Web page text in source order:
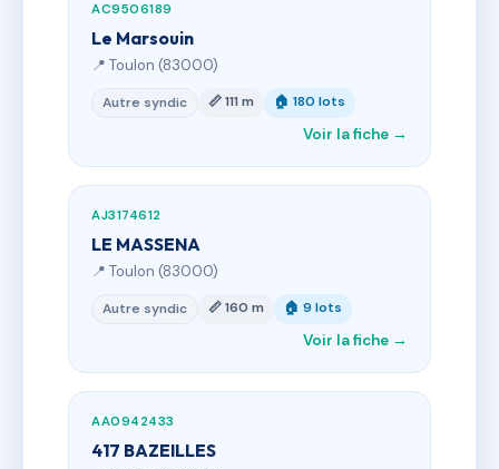
AC9506189
Le Marsouin
📍 Toulon (83000)
Autre syndic 📏 111 m 🏠 180 lots
Voir la fiche →
AJ3174612
LE MASSENA
📍 Toulon (83000)
Autre syndic 📏 160 m 🏠 9 lots
Voir la fiche →
AA0942433
417 BAZEILLES